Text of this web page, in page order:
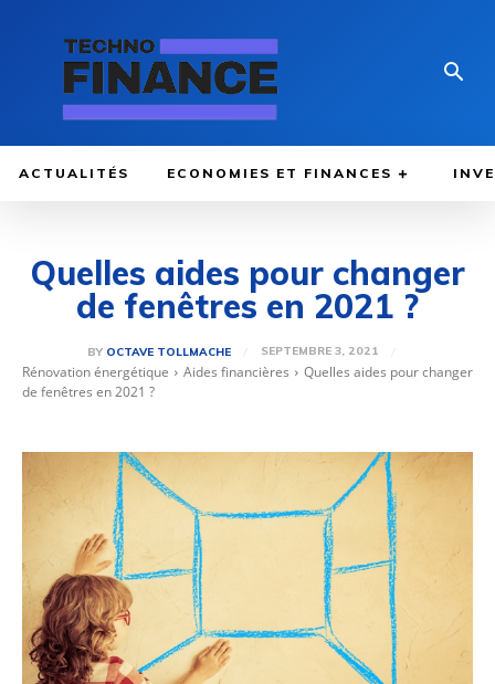
ACTUALITÉS ECONOMIES ET FINANCES
Quelles aides pour changer
de fenêtres en 2021 ?
BY OCTAVE TOLLMACHE SEPTEMBRE 3, 2021
Rénovation énergétique Aides financières
Quelles aides pour changer
de fenêtres en 2021 ?